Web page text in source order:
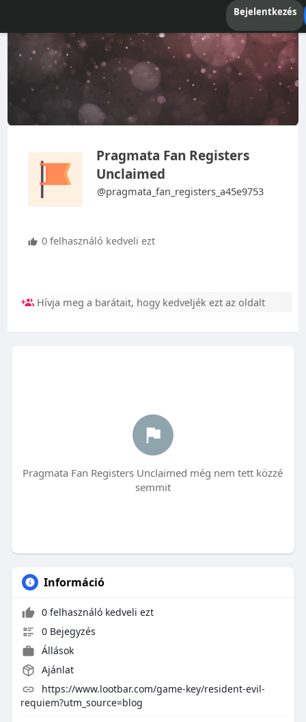
Bejelentkezés
Pragmata Fan Registers
Unclaimed
@pragmata_fan_registers_a45e9753
0 felhasználó kedveli ezt
Hívja meg a barátait, hogy kedveljék ezt az oldalt
Pragmata Fan Registers Unclaimed még nem tett közzé
semmit
Információ
0 felhasználó kedveli ezt
0 Bejegyzés
Állások
Ajánlat
https://www.lootbar.com/game-key/resident-evil-
requiem?utm_source=blog